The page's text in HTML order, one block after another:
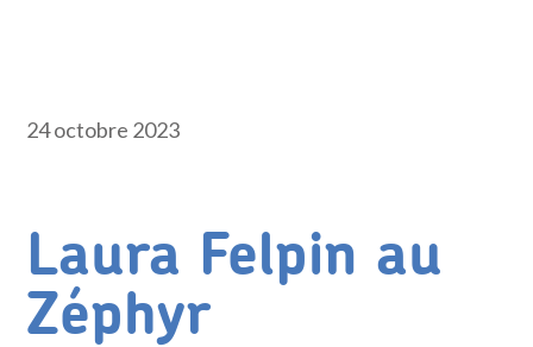
24 octobre 2023
Laura Felpin au
Zéphyr